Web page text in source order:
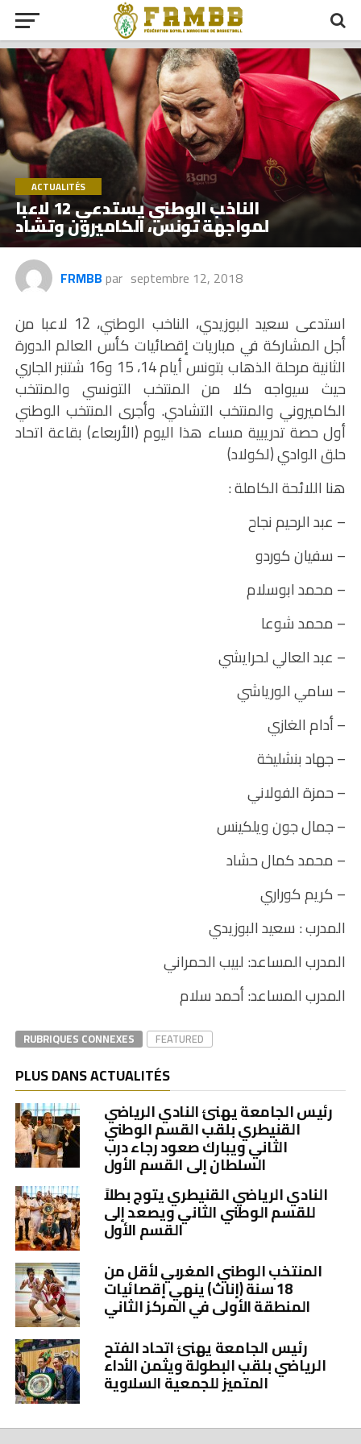
ACTUALITÉS
الناخب الوطني يستدعي 12 لاعبا
لمواجهة تونس، الكاميرون وتشاد
par
FRMBB septembre 12, 2018
استدعى سعيد البوزيدي، الناخب الوطني، 12 لاعبا من
أجل المشاركة في مباريات إقصائيات كأس العالم الدورة
الثانية مرحلة الذهاب بتونس أيام 14، 15 و16 شتنبر الجاري
حيث سيواجه كلا من المنتخب التونسي والمنتخب
الكاميروني والمنتخب التشادي. وأجرى المنتخب الوطني
أول حصة تدريبية مساء هذا اليوم (الأربعاء) بقاعة اتحاد
حلق الوادي (لكولاد)
هنا اللائحة الكاملة :
– عبد الرحيم نجاح
– سفيان كوردو
– محمد ابوسلام
– محمد شوعا
– عبد العالي لحرايشي
– سامي الورياشي
– أدام الغازي
– جهاد بنشليخة
– حمزة الفولاني
– جمال جون ويلكينس
– محمد كمال حشاد
– كريم كوراري
المدرب : سعيد البوزيدي
المدرب المساعد: لبيب الحمراني
المدرب المساعد: أحمد سلام
RUBRIQUES CONNEXES FEATURED
PLUS DANS ACTUALITÉS
رئيس الجامعة يهنئ النادي الرياضي
القنيطري بلقب القسم الوطني
الثاني ويبارك صعود رجاء درب
السلطان إلى القسم الأول
النادي الرياضي القنيطري يتوج بطلاً
للقسم الوطني الثاني ويصعد إلى
القسم الأول
المنتخب الوطني المغربي لأقل من
18 سنة (إناث) ينهي إقصائيات
المنطقة الأولى في المركز الثاني
رئيس الجامعة يهنئ اتحاد الفتح
الرياضي بلقب البطولة ويثمن الأداء
المتميز للجمعية السلاوية